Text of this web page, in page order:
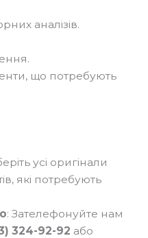
аналізів.
що потребують
усі оригінали
які потребують
: Зателефонуйте нам
324-92-92 або